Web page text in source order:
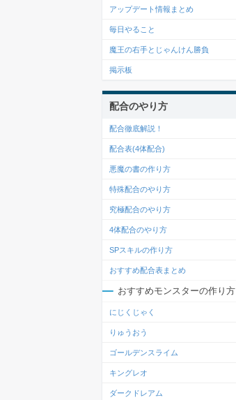
アップデート情報まとめ
毎日やること
魔王の右手とじゃんけん勝負
掲示板
配合のやり方
配合徹底解説！
配合表(4体配合)
悪魔の書の作り方
特殊配合のやり方
究極配合のやり方
4体配合のやり方
SPスキルの作り方
おすすめ配合表まとめ
おすすめモンスターの作り方
にじくじゃく
りゅうおう
ゴールデンスライム
キングレオ
ダークドレアム